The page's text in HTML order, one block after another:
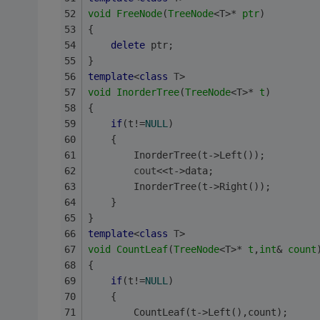
void
FreeNode(TreeNode<T>* ptr)
{
delete ptr;
}
template<class T>
void
InorderTree(TreeNode<T>* t)
{
if(t!=NULL )
	{
		InorderTree(t->Left());
cout<<t->data;
		InorderTree(t->Right());
	}
}
template<class T>
void
CountLeaf(TreeNode<T>* t , int& count
{
if(t!=NULL )
	{
		CountLeaf(t->Left(),count);